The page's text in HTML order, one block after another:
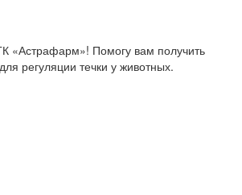
«Астрафарм»! Помогу вам получить
регуляции течки у животных.